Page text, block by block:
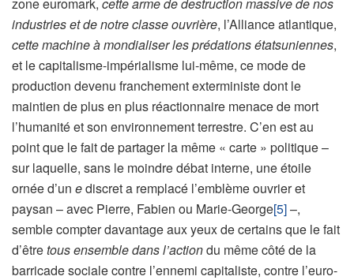
industries et de notre classe ouvrière, l’Alliance atlantique,
cette machine à mondialiser les prédations étatsuniennes,
et le capitalisme-impérialisme lui-même, ce mode de
production devenu franchement exterministe dont le
maintien de plus en plus réactionnaire menace de mort
l’humanité et son environnement terrestre. C’en est au
point que le fait de partager la même « carte » politique –
sur laquelle, sans le moindre débat interne, une étoile
ornée d’un ediscret a remplacé l’emblème ouvrier et
paysan – avec Pierre, Fabien ou Marie-George[5]–,
semble compter davantage aux yeux de certains que le fait
d’êtretous ensembledans l’actiondu même côté de la
barricade sociale contre l’ennemi capitaliste, contre l’euro-